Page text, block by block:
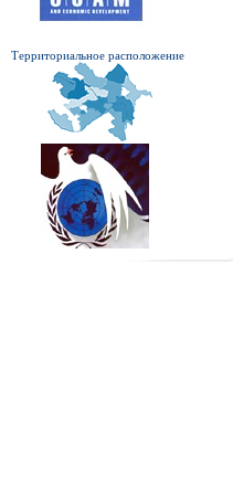
Территориальное расположение